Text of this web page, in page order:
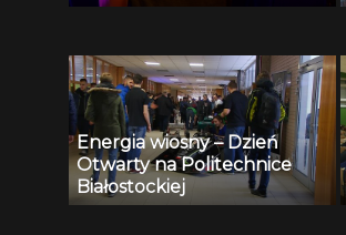
Energia wiosny – Dzień
Otwarty na Politechnice
Białostockiej